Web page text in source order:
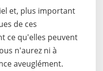
et, plus important
de ces
ce qu'elles peuvent
n'aurez ni à
aveuglément.